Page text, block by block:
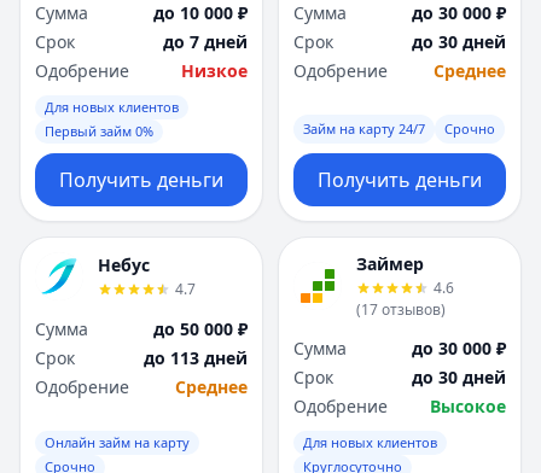
Сумма
до 10 000 ₽
Срок
до 7 дней
Одобрение
Низкое
Для новых клиентов
Первый займ 0%
Получить деньги
Сумма
до 30 000 ₽
Срок
до 30 дней
Одобрение
Среднее
Займ на карту 24/7 Срочно
Получить деньги
Небус
4.7
Сумма
до 50 000 ₽
Срок
до 113 дней
Одобрение
Среднее
Онлайн займ на карту
Срочно
Займер
4.6
(17отзывов)
Сумма
до 30 000 ₽
Срок
до 30 дней
Одобрение
Высокое
Для новых клиентов
Круглосуточно